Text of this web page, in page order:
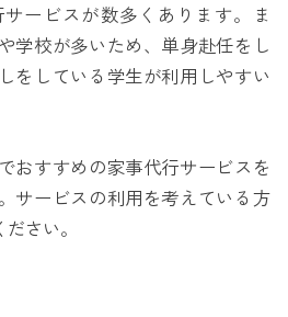
ービスが数多くあります。ま
学校が多いため、単身赴任をし
をしている学生が利用しやすい
おすすめの家事代行サービスを
サービスの利用を考えている方
さい。